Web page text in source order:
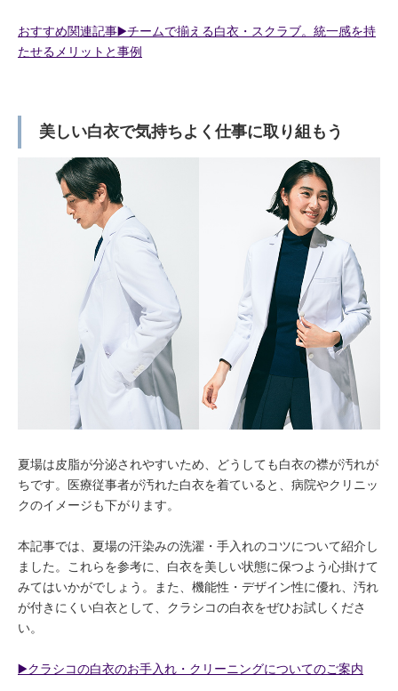
おすすめ関連記事▶️チームで揃える白衣・スクラブ。統一感を持
たせるメリットと事例
美しい白衣で気持ちよく仕事に取り組もう
夏場は皮脂が分泌されやすいため、どうしても白衣の襟が汚れが
ちです。医療従事者が汚れた白衣を着ていると、病院やクリニッ
クのイメージも下がります。
本記事では、夏場の汗染みの洗濯・手入れのコツについて紹介し
ました。これらを参考に、白衣を美しい状態に保つよう心掛けて
みてはいかがでしょう。また、機能性・デザイン性に優れ、汚れ
が付きにくい白衣として、クラシコの白衣をぜひお試しくださ
い。
▶️クラシコの白衣のお手入れ・クリーニングについてのご案内